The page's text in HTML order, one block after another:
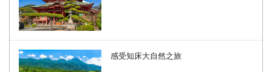
感受知床大自然之旅